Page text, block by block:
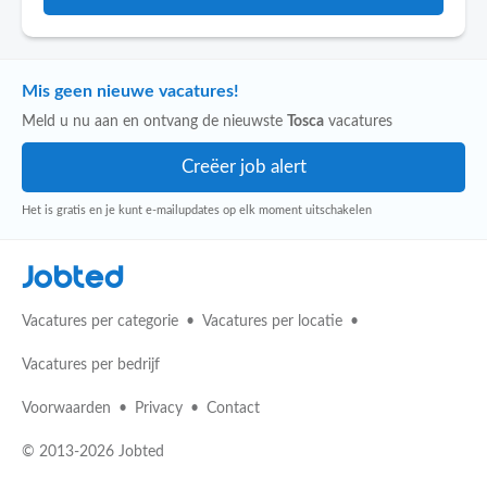
Mis geen nieuwe vacatures!
Meld u nu aan en ontvang de nieuwste Tosca vacatures
Het is gratis en je kunt e-mailupdates op elk moment uitschakelen
Jobted
Vacatures per categorie Vacatures per locatie
Vacatures per bedrijf
Voorwaarden Privacy Contact
© 2013-2026 Jobted